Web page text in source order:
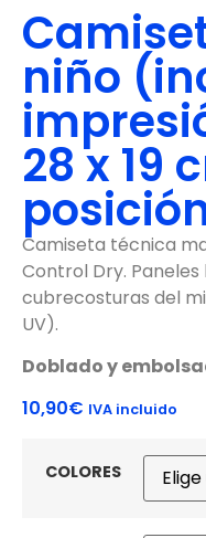
niño
28 x 19
Camiseta técnica
Control Dry.
cubrecosturas del
UV).
Doblado y
10,90€ IVA incluido
COLORES